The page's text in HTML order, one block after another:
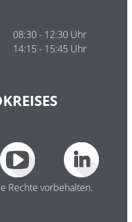
08:30 - 12:30 Uhr
14:15 - 15:45 Uhr
Rechte vorbehalten.